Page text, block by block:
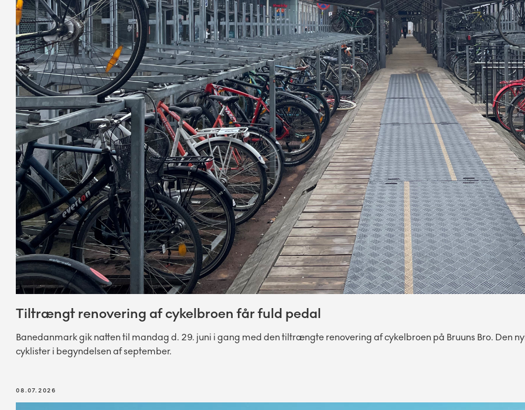
Tiltrængt renovering af cykelbroen får fuld pedal
Banedanmark gik natten til mandag d. 29. juni i gang med den tiltrængte renovering af cykelbroen på Bruuns Bro. Den
cyklister i begyndelsen af september.
08.07.2026